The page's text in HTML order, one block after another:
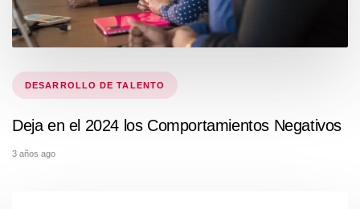
Tags
DESARROLLO DE TALENTO
Deja en el 2024 los Comportamientos Negativos
3 años ago